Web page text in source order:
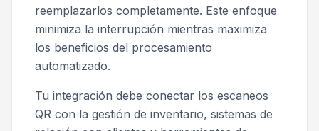
reemplazarlos completamente. Este enfoque
minimiza la interrupción mientras maximiza
los beneficios del procesamiento
automatizado.
Tu integración debe conectar los escaneos
QR con la gestión de inventario, sistemas de